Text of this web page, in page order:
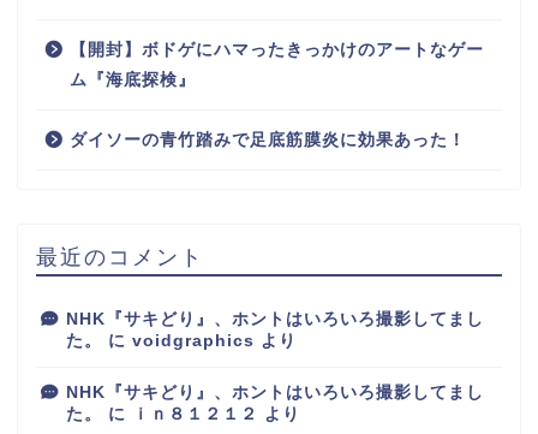
【開封】ボドゲにハマったきっかけのアートなゲー
ム『海底探検』
ダイソーの青竹踏みで足底筋膜炎に効果あった！
最近のコメント
NHK『サキどり』、ホントはいろいろ撮影してまし
た。
に voidgraphics より
NHK『サキどり』、ホントはいろいろ撮影してまし
た。
に ｉｎ８１２１２ より